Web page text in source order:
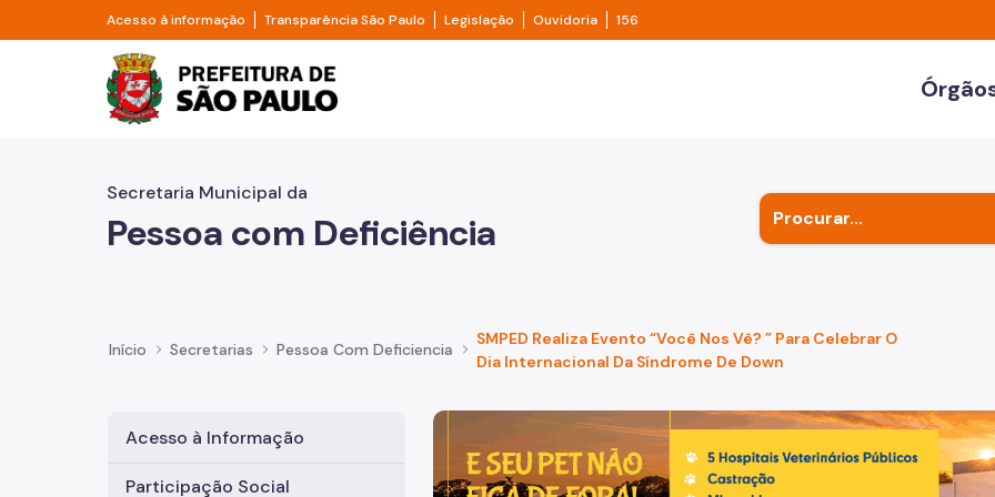
Pular para o Conteúdo principal
Acesso à informação Divisor de acesso à informação
Transparência São Paulo Divisor de transparência São Paulo
Legislação Legislação
Ouvidoria Ouvidoria
156
Prefeitura de São Paulo
Secretaria Municipal da
Pessoa com Deficiência
Início Secretarias Pessoa Com Deficiencia
SMPED Realiza Evento “Você Nos Vê? ” Para Celebrar O
Dia Internacional Da Síndrome De Down
Acesso à Informação
Participação Social
Imagem de um cachorro caramelo e uma gata rajada, olhando para